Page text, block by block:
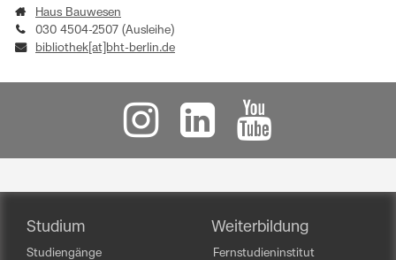
Haus Bauwesen
030 4504-2507 (Ausleihe)
bibliothek[at]bht-berlin.de
Studium
Studiengänge
Weiterbildung
Fernstudieninstitut